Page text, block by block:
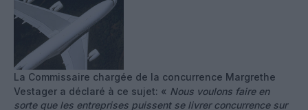
La Commissaire chargée de la concurrence Margrethe
Vestager a déclaré à ce sujet: « Nous voulons faire en
sorte que les entreprises puissent se livrer concurrence sur